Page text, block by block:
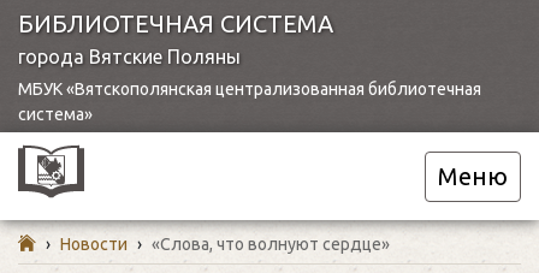
БИБЛИОТЕЧНАЯ СИСТЕМА
города Вятские Поляны
МБУК «Вятскополянская централизованная библиотечная
система»
Меню
› Новости › «Слова, что волнуют сердце»